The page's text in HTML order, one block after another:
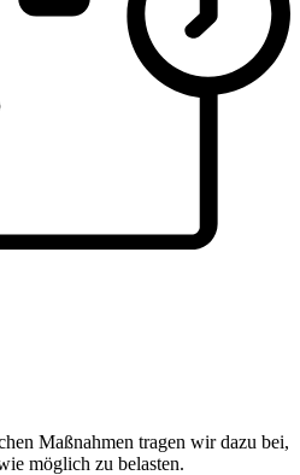
Maßnahmen tragen wir dazu bei,
möglich zu belasten.